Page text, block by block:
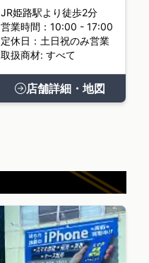
JR姫路駅より徒歩2分
営業時間：10:00 - 17:00
定休日：土日祝のみ営業
取扱商材: すべて
店舗詳細・地図